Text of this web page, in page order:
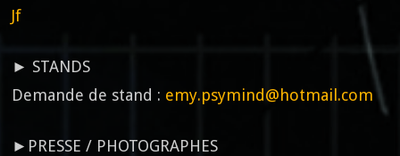
Jf
► STANDS
Demande de stand : emy.psymind@hotmail.com
►PRESSE / PHOTOGRAPHES